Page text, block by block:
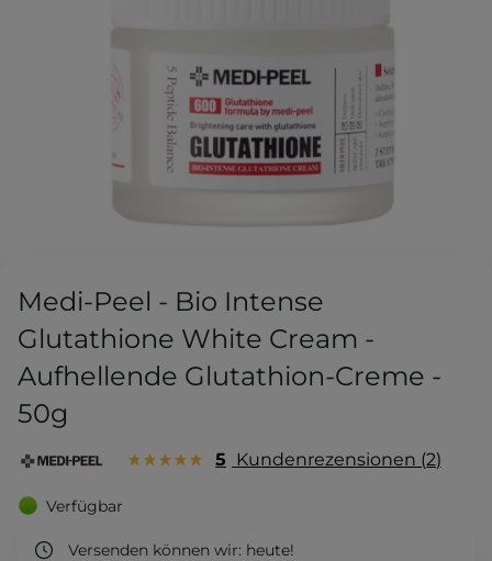
Medi-Peel - Bio Intense
Glutathione White Cream -
Aufhellende Glutathion-Creme -
50g
5 Kundenrezensionen 2
Verfügbar
Versenden können wir: heute!